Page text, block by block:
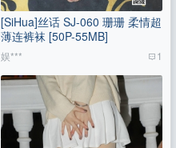
[SiHua]丝话 SJ-060 珊珊 柔情超
薄连裤袜 [50P-55MB]
娱*** 1